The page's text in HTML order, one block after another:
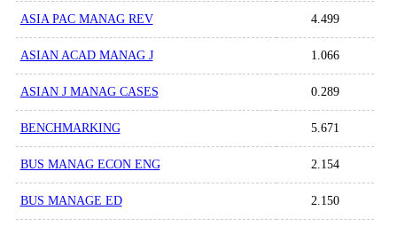
ASIA PAC MANAG REV 4.499
ASIAN ACAD MANAG J 1.066
ASIAN J MANAG CASES 0.289
BENCHMARKING 5.671
BUS MANAG ECON ENG 2.154
BUS MANAGE ED 2.150